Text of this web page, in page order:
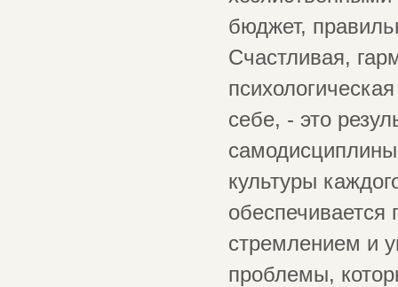
бюджет,
Счастливая,
себе, - это
культуры
стремлением и
проблемы,